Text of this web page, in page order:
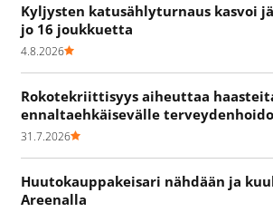
Kyljysten katusählyturnaus kasvoi
jo 16 joukkuetta
4.8.2026
Rokotekriittisyys aiheuttaa
ennaltaehkäisevälle
31.7.2026
Huutokauppakeisari nähdään ja
Areenalla